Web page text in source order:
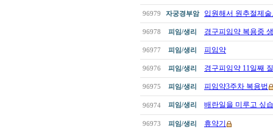
96979 자궁경부암 입원해서 원추절제
96978 피임/생리 경구피임약 복용중
96977 피임/생리 피임약
96976 피임/생리 경구피임약 11일째
96975 피임/생리 피임약3주차 복용법
96974 피임/생리 배란일을 미루고 싶
96973 피임/생리 휴약기